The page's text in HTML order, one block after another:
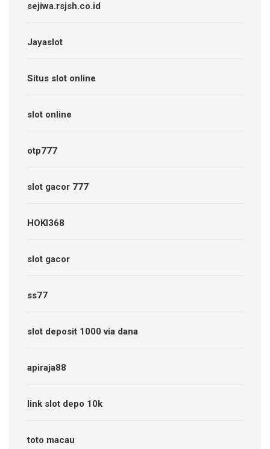
sejiwa.rsjsh.co.id
Jayaslot
Situs slot online
slot online
otp777
slot gacor 777
HOKI368
slot gacor
ss77
slot deposit 1000 via dana
apiraja88
link slot depo 10k
toto macau